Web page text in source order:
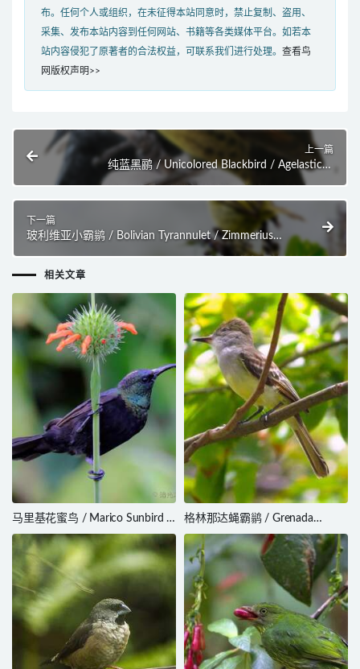
布。任何个人或组织，在未征得本站同意时，禁止复制、盗用、
采集、发布本站内容到任何网站、书籍等各类媒体平台。如若本
站内容侵犯了原著者的合法权益，可联系我们进行处理。 查看鸟
网版权声明>>
上一篇
纯蓝黑鹂 / Unicolored Blackbird / Agelasticus
cyanopus
下一篇
玻利维亚小霸鹟 / Bolivian Tyrannulet / Zimmerius
相关文章
马里基花蜜鸟 / Marico Sunbird /
Cinnyris mariquensis
格林那达蝇霸鹟 / Grenada
Flycatcher / Myiarchus nugator